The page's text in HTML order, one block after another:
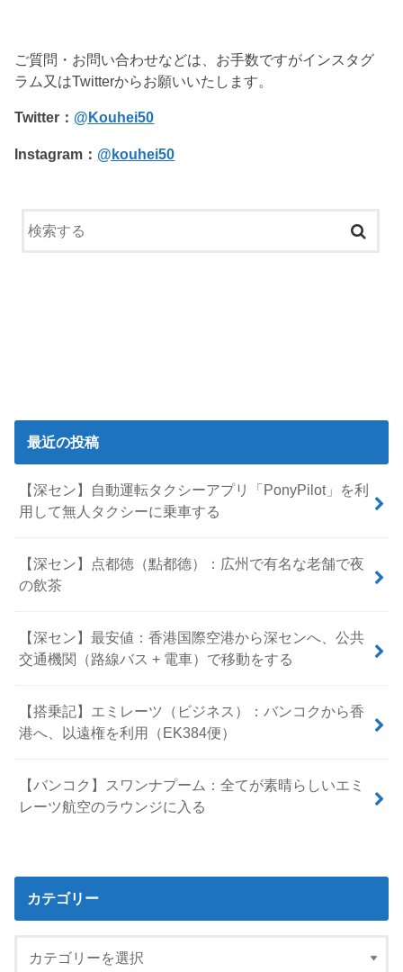
ご質問・お問い合わせなどは、お手数ですがインスタグ
ラム又はTwitterからお願いいたします。
Twitter： @Kouhei50
Instagram： @kouhei50
最近の投稿
【深セン】自動運転タクシーアプリ「PonyPilot」を利
用して無人タクシーに乗車する
【深セン】点都徳（點都德）：広州で有名な老舗で夜
の飲茶
【深セン】最安値：香港国際空港から深センへ、公共
交通機関（路線バス + 電車）で移動をする
【搭乗記】エミレーツ（ビジネス）：バンコクから香
港へ、以遠権を利用（EK384便）
【バンコク】スワンナプーム：全てが素晴らしいエミ
レーツ航空のラウンジに入る
カテゴリー